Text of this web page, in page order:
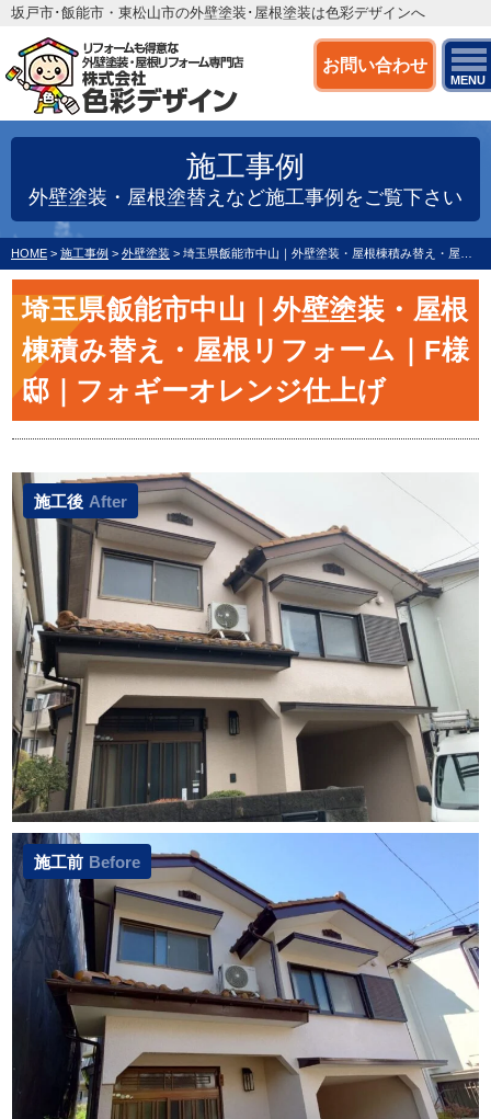
お問い合わせ
MENU
坂戸市･飯能市・東松山市の外壁塗装･屋根塗装は色彩デザインへ
施工事例
外壁塗装・屋根塗替えなど施工事例をご覧下さい
HOME > 施工事例 > 外壁塗装 > 埼玉県飯能市中山｜外壁塗装・屋根棟積み替え・屋根リフォーム｜F様邸｜フォギーオレンジ仕上げ
埼玉県飯能市中山｜外壁塗装・屋根
棟積み替え・屋根リフォーム｜F様
邸｜フォギーオレンジ仕上げ
施工後 After
施工前 Before